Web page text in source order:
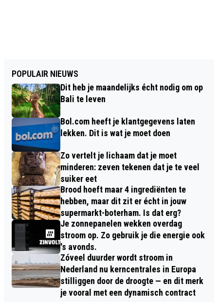
POPULAIR NIEUWS
Dit heb je maandelijks écht nodig om op
Bali te leven
Bol.com heeft je klantgegevens laten
lekken. Dit is wat je moet doen
Zo vertelt je lichaam dat je moet
minderen: zeven tekenen dat je te veel
suiker eet
Brood hoeft maar 4 ingrediënten te
hebben, maar dit zit er écht in jouw
supermarkt-boterham. Is dat erg?
Je zonnepanelen wekken overdag
stroom op. Zo gebruik je die energie ook
's avonds.
Zóveel duurder wordt stroom in
Nederland nu kerncentrales in Europa
stilliggen door de droogte — en dit merk
je vooral met een dynamisch contract